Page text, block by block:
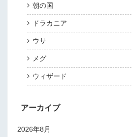
朝の国
ドラカニア
ウサ
メグ
ウィザード
アーカイブ
2026年8月